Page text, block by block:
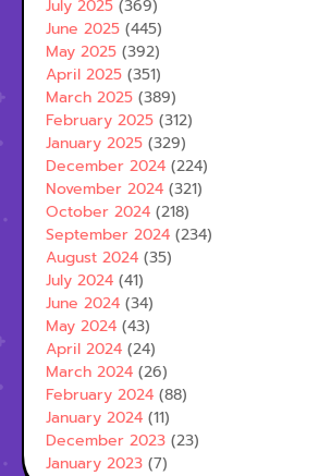
July 2025 (369)
June 2025 (445)
May 2025 (392)
April 2025 (351)
March 2025 (389)
February 2025 (312)
January 2025 (329)
December 2024 (224)
November 2024 (321)
October 2024 (218)
September 2024 (234)
August 2024 (35)
July 2024 (41)
June 2024 (34)
May 2024 (43)
April 2024 (24)
March 2024 (26)
February 2024 (88)
January 2024 (11)
December 2023 (23)
January 2023 (7)